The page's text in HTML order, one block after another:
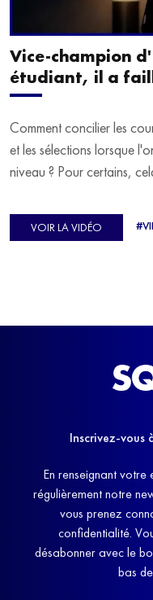
Vice-champion
étudiant, il a
Comment concilier les
et les sélections lorsque
niveau ? Pour certains,
d'Europe de Horse-ball,
avant de trouver un nouvel
VOIR LA VIDÉO
Inscrivez-vous
En renseignant
régulièrement notre
vous prenez
confidentialité.
désabonner avec le
bas